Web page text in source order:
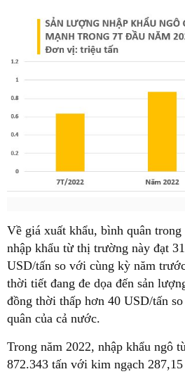
Về giá xuất khẩu, bình quân trong
nhập khẩu từ thị trường này đạt
USD/tấn so với cùng kỳ năm
thời tiết đang đe dọa đến sản
đồng thời thấp hơn 40 USD/tấn
quân của cả nước.
Trong năm 2022, nhập khẩu ngô
872.343 tấn với kim ngạch